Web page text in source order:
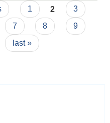
1 2
3
7 8
9
last »